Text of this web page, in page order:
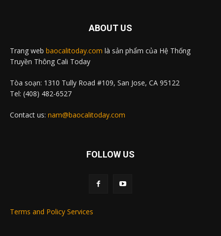
ABOUT US
Trang web baocalitoday.com là sản phẩm của Hệ Thống
Truyền Thông Cali Today
Tòa soạn: 1310 Tully Road #109, San Jose, CA 95122
Tel: (408) 482-6527
Contact us: nam@baocalitoday.com
FOLLOW US
Terms and Policy Services